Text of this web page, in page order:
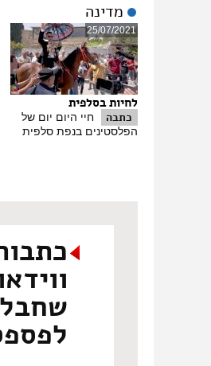
מדינה
25/07/2021
לחיות בסלפית
כתבה
חיי היום יום של
הפלסטינים בנפת סלפית
שחבל